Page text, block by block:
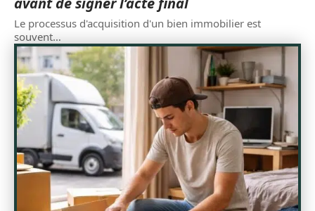
Le processus d'acquisition d'un bien immobilier est
souvent…